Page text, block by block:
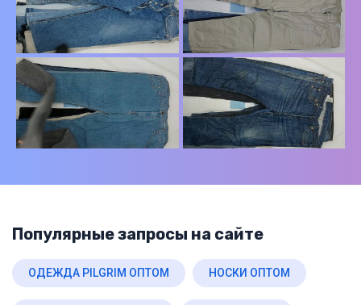
Популярные запросы на сайте
ОДЕЖДА PILGRIM ОПТОМ НОСКИ ОПТОМ